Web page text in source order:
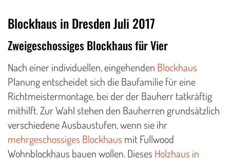
Blockhaus in Dresden Juli 2017
Zweigeschossiges Blockhaus für Vier
Nach einer individuellen, eingehenden Blockhaus
Planung entscheidet sich die Baufamilie für eine
Richtmeistermontage, bei der der Bauherr tatkräftig
mithilft. Zur Wahl stehen den Bauherren grundsätzlich
verschiedene Ausbaustufen, wenn sie ihr
mehrgeschossiges Blockhaus mit Fullwood
Wohnblockhaus bauen wollen. Dieses Holzhaus in